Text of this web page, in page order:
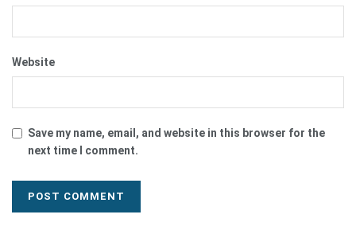
Website
Save my name, email, and website in this browser for the
next time I comment.